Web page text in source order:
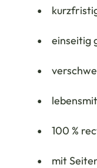
einseitig
100 %
mit